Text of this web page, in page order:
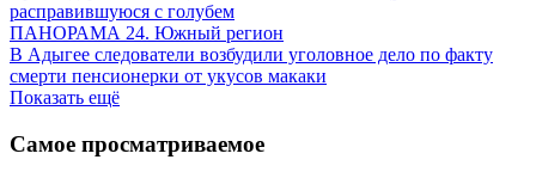
расправившуюся с голубем
ПАНОРАМА 24. Южный регион
В Адыгее следователи возбудили уголовное дело по факту
смерти пенсионерки от укусов макаки
Показать ещё
Самое просматриваемое